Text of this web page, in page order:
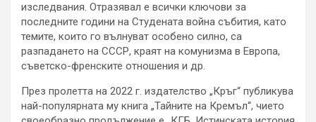
изследвания. Отразявал е всички ключови за
последните години на Студената война събития, като
темите, които го вълнуват особено силно, са
разпадането на СССР, краят на комунизма в Европа,
съветско-френските отношения и др.
През пролетта на 2022 г. издателство „Кръг“ публикува
най-популярната му книга „Тайните на Кремъл“, чието